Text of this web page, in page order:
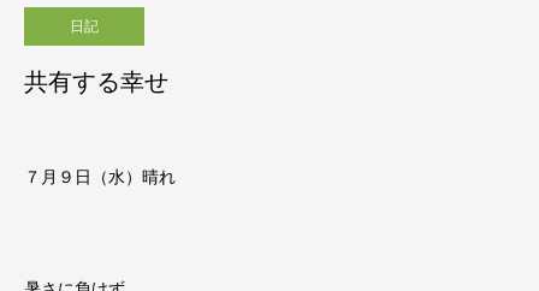
日記
共有する幸せ
７月９日（水）晴れ